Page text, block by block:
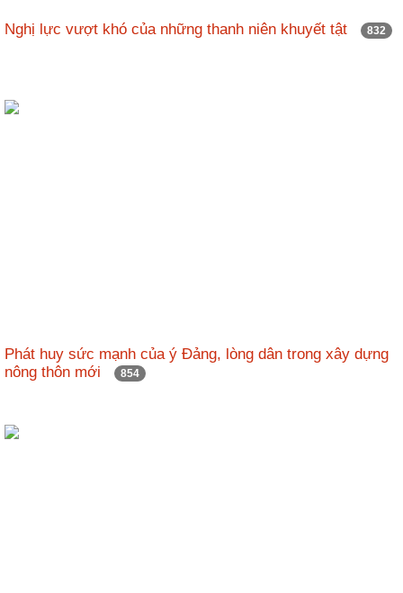
Nghị lực vượt khó của những thanh niên khuyết tật 832
Phát huy sức mạnh của ý Đảng, lòng dân trong xây dựng
nông thôn mới
854